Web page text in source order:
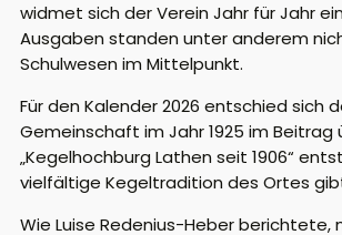
widmet sich der Verein Jahr für Jahr
Ausgaben standen unter anderem
Schulwesen im Mittelpunkt.
Für den Kalender 2026 entschied sich
Gemeinschaft im Jahr 1925 im
„Kegelhochburg Lathen seit 1906“
vielfältige Kegeltradition des Ortes
Wie Luise Redenius-Heber